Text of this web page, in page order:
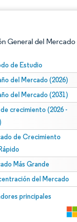
General del Mercado
de Estudio
del Mercado (2026)
del Mercado (2031)
de crecimiento (2026 -
de Crecimiento
Más Grande
del Mercado
principales
© Mordor Intelligence. El
CC BY 4.0.